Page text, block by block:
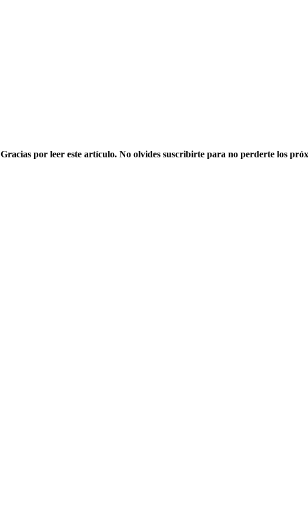
Gracias por leer este artículo. No olvides suscribirte para no perderte los